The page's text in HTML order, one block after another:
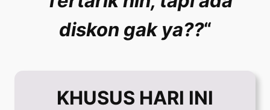
diskon gak ya??“
KHUSUS HARI INI